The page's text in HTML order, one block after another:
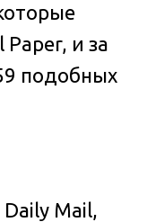
и за
подобных
Mail,